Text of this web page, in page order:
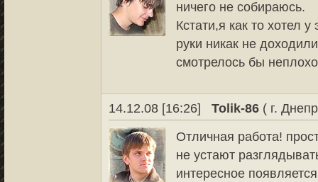
ничего не собираюсь.
Кстати,я как то хотел
руки никак не
смотрелось бы
14.12.08 [16:26] Tolik-86 ( г.
Отличная работа!
не устают
интересное